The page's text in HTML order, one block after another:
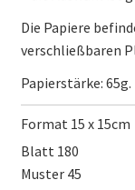
Die Papiere
verschließbaren
Papierstärke: 65g.
Format 15 x 15cm
Blatt 180
Muster 45